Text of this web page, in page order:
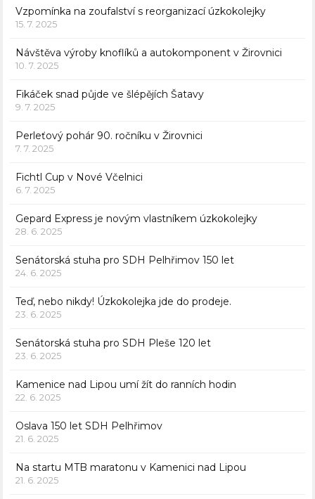
Vzpomínka na zoufalství s reorganizací úzkokolejky
15. 7. 2025
Návštěva výroby knoflíků a autokomponent v Žirovnici
10. 7. 2025
Fikáček snad půjde ve šlépějích Šatavy
9. 7. 2025
Perleťový pohár 90. ročníku v Žirovnici
7. 7. 2025
Fichtl Cup v Nové Včelnici
6. 7. 2025
Gepard Express je novým vlastníkem úzkokolejky
28. 6. 2025
Senátorská stuha pro SDH Pelhřimov 150 let
24. 6. 2025
Teď, nebo nikdy! Úzkokolejka jde do prodeje.
23. 6. 2025
Senátorská stuha pro SDH Pleše 120 let
23. 6. 2025
Kamenice nad Lipou umí žít do ranních hodin
22. 6. 2025
Oslava 150 let SDH Pelhřimov
21. 6. 2025
Na startu MTB maratonu v Kamenici nad Lipou
21. 6. 2025